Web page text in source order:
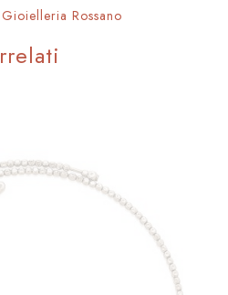
Gioielleria Rossano